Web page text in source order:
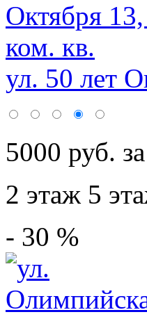
ул. 50 лет
5000 руб.
2 этаж 5
- 30 %